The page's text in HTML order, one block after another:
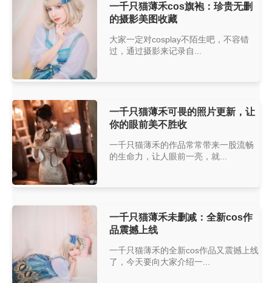
一千只猫薄禾cos旗袍：珍贵无删
的摄影美图收藏
大家一定对cosplay不陌生吧，不容错
过，通过摄影来记录自...
一千只猫薄禾可畏的照片更新，让
你的眼前美不胜收
一千只猫薄禾的作品常常带来一股流畅
的生命力，让人眼前一亮，就...
一千只猫薄禾未删减：全新cos作
品震撼上线
一千只猫薄禾的全新cos作品又震撼上线
了，今天要向大家介绍一...